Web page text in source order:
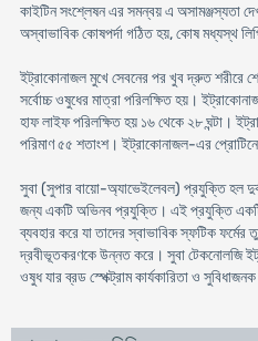
কাইটিন সংশ্লেষন এর সমন্বয় এ অসামঞ্জস্যতা
অস্বাভাবিক কোষপর্দা গঠিত হয়, কোষ মধ্যস্থ
ইট্রাকোনাজল মুখে সেবনের পর খুব দ্রুত শরীরে
সর্বোচ্চ ওষুধের মাত্রা পরিলক্ষিত হয়।
হাফ লাইফ পরিলক্ষিত হয় ১৬ থেকে ২৮ ঘন্টা।
পরিমাণ ৫৫ শতাংশ। ইট্রাকোনাজল-এর
সুবা (সুপার বায়ো-অ্যাভেইলেবল) প্রযুক্তি হল
জন্য একটি অভিনব প্রযুক্তি। এই প্রযুক্তি একটি
ব্যবহার করে যা তাদের স্বাভাবিক স্ফটিক ফর্মের
দ্রবীভূতকরণকে উন্নত করে। সুবা টেকনোলজি
ওষুধ যার ব্রড স্পেক্ট্রাম কার্যকারিতা ও